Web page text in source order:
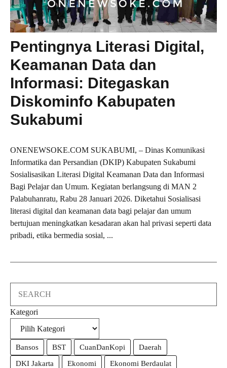
Pentingnya Literasi Digital,
Keamanan Data dan
Informasi: Ditegaskan
Diskominfo Kabupaten
Sukabumi
ONENEWSOKE.COM SUKABUMI, – Dinas Komunikasi
Informatika dan Persandian (DKIP) Kabupaten Sukabumi
Sosialisasikan Literasi Digital Keamanan Data dan Informasi
Bagi Pelajar dan Umum. Kegiatan berlangsung di MAN 2
Palabuhanratu, Rabu 28 Januari 2026. Diketahui Sosialisasi
literasi digital dan keamanan data bagi pelajar dan umum
bertujuan meningkatkan kesadaran akan hal privasi seperti data
pribadi, etika bermedia sosial, ...
Kategori
Bansos BST CuanDanKopi
Daerah
DKI Jakarta
Ekonomi
Ekonomi Berdaulat